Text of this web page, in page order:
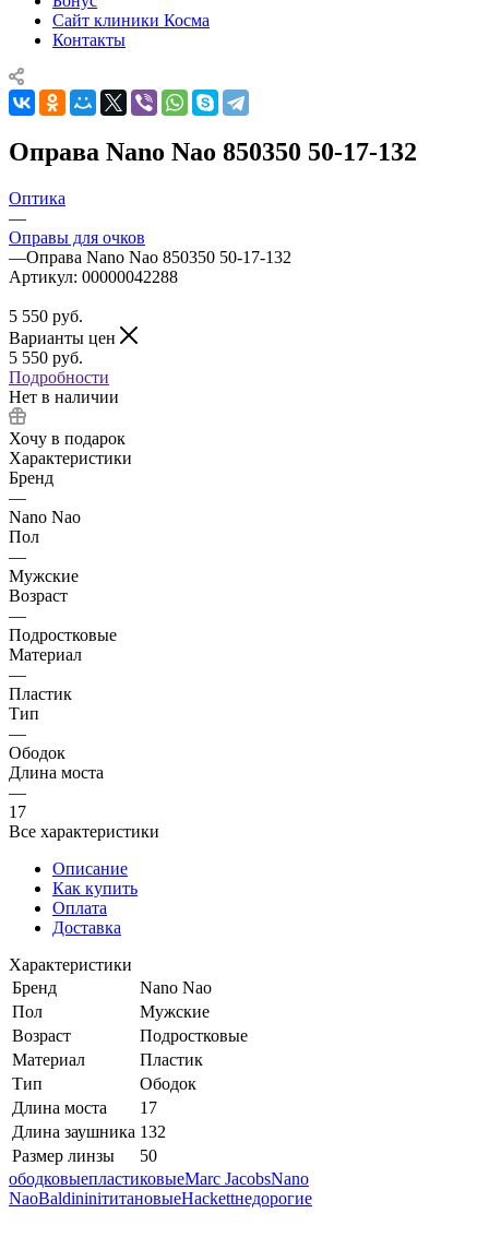
Сайт клиники Косма
Контакты
Оправа Nano Nao 850350 50-17-132
Оптика
—
Оправы для очков
—Оправа Nano Nao 850350 50-17-132
Артикул: 00000042288
5 550 руб.
Варианты цен
5 550 руб.
Подробности
Нет в наличии
Хочу в подарок
Характеристики
Бренд
—
Nano Nao
Пол
—
Мужские
Возраст
—
Подростковые
Материал
—
Пластик
Тип
—
Ободок
Длина моста
—
17
Все характеристики
Описание
Как купить
Оплата
Доставка
Характеристики
Бренд
Nano Nao
Пол
Мужские
Возраст
Подростковые
Материал
Пластик
Тип
Ободок
Длина моста
17
Длина заушника 132
Размер линзы
50
ободковыепластиковыеMarc JacobsNano
NaoBaldininiтитановыеHackettнедорогие